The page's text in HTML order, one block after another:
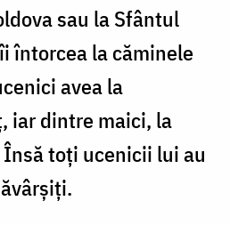
sau la Sfântul
întorcea la căminele
avea la
iar dintre maici, la
toţi ucenicii lui au